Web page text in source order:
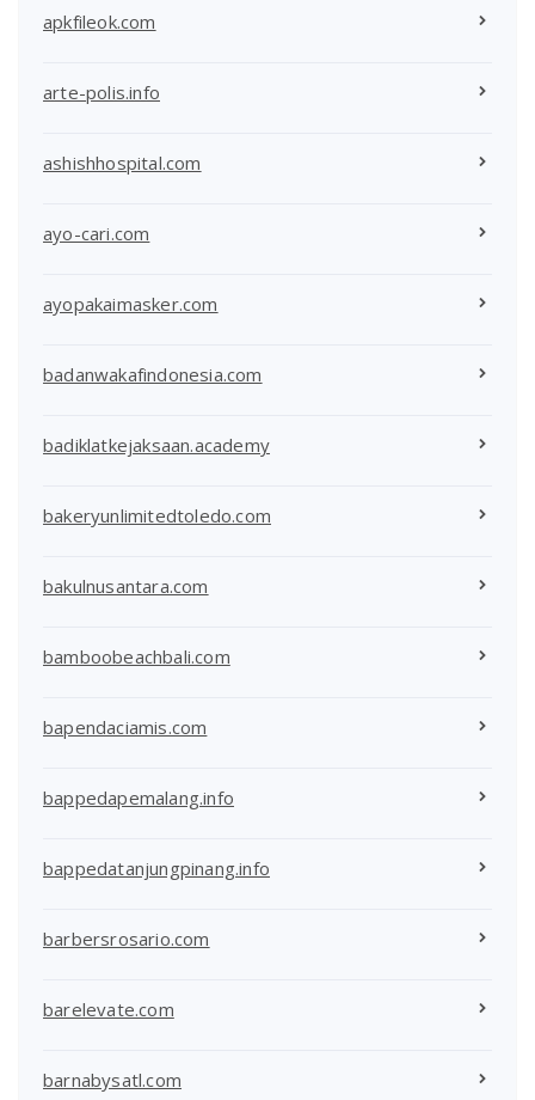
apkfileok.com
arte-polis.info
ashishhospital.com
ayo-cari.com
ayopakaimasker.com
badanwakafindonesia.com
badiklatkejaksaan.academy
bakeryunlimitedtoledo.com
bakulnusantara.com
bamboobeachbali.com
bapendaciamis.com
bappedapemalang.info
bappedatanjungpinang.info
barbersrosario.com
barelevate.com
barnabysatl.com